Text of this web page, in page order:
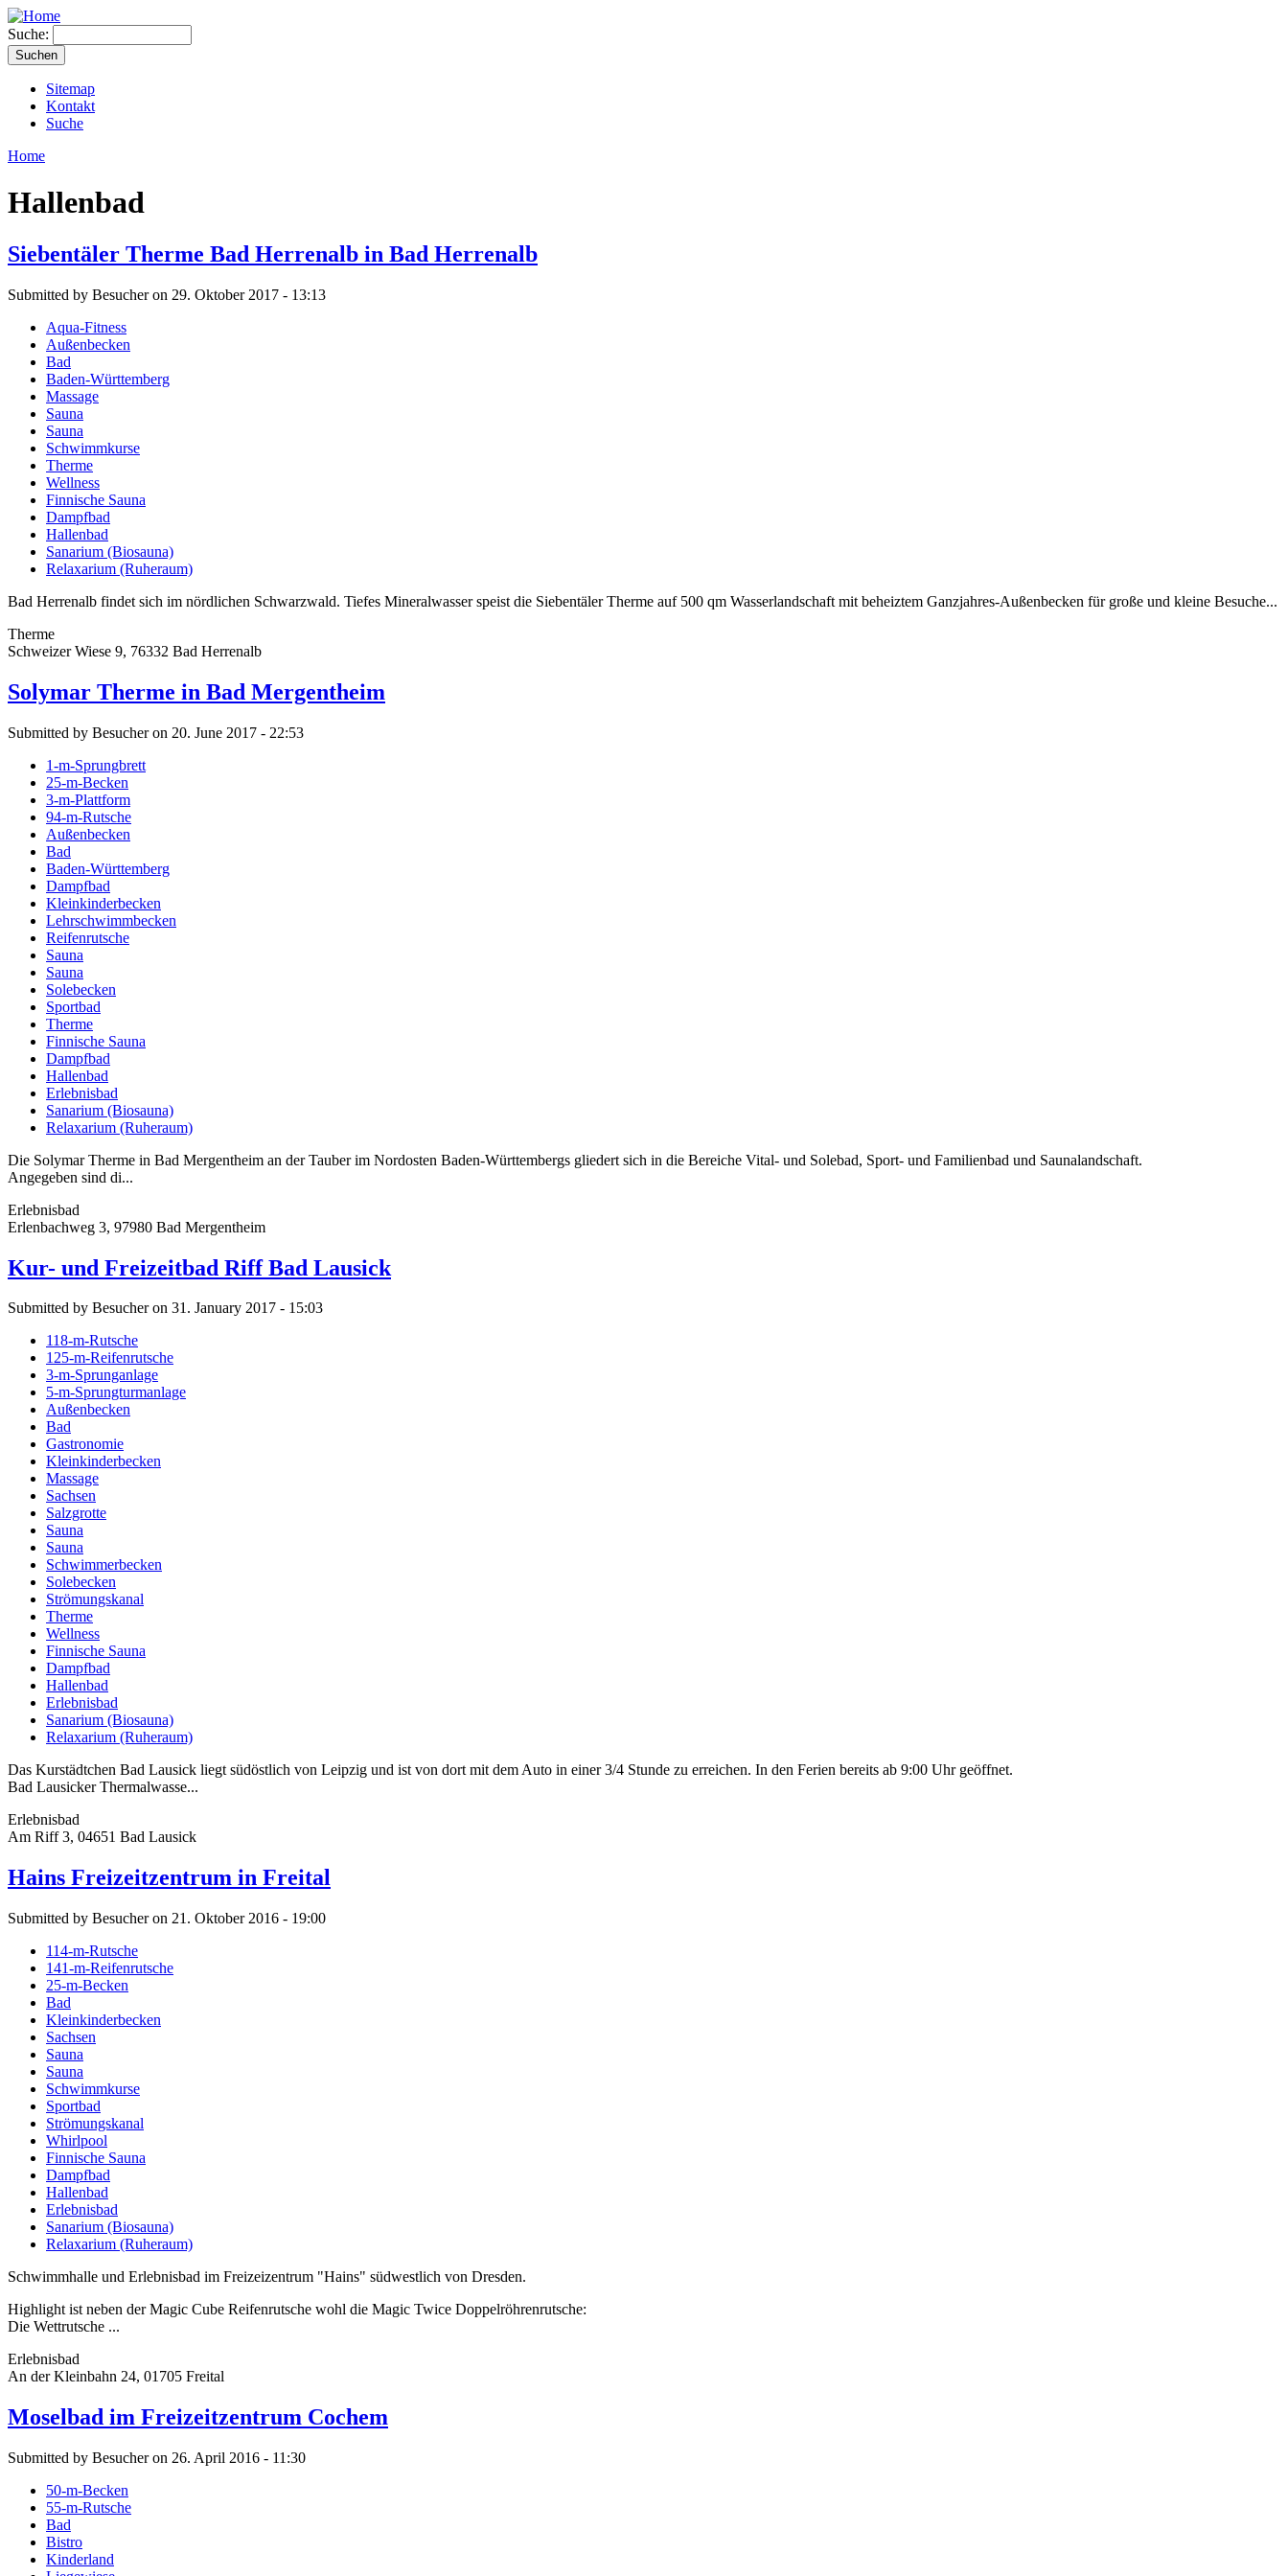
Suche:
Sitemap
Kontakt
Suche
Home
Hallenbad
Siebentäler Therme Bad Herrenalb in Bad Herrenalb
Submitted by Besucher on 29. Oktober 2017 - 13:13
Aqua-Fitness
Außenbecken
Bad
Baden-Württemberg
Massage
Sauna
Sauna
Schwimmkurse
Therme
Wellness
Finnische Sauna
Dampfbad
Hallenbad
Sanarium (Biosauna)
Relaxarium (Ruheraum)
Bad Herrenalb findet sich im nördlichen Schwarzwald. Tiefes Mineralwasser speist die Siebentäler Therme auf 500 qm Wasserlandschaft mit beheiztem Ganzjahres-Außenbecken für große und kleine Besuche...
Therme
Schweizer Wiese 9, 76332 Bad Herrenalb
Solymar Therme in Bad Mergentheim
Submitted by Besucher on 20. June 2017 - 22:53
1-m-Sprungbrett
25-m-Becken
3-m-Plattform
94-m-Rutsche
Außenbecken
Bad
Baden-Württemberg
Dampfbad
Kleinkinderbecken
Lehrschwimmbecken
Reifenrutsche
Sauna
Sauna
Solebecken
Sportbad
Therme
Finnische Sauna
Dampfbad
Hallenbad
Erlebnisbad
Sanarium (Biosauna)
Relaxarium (Ruheraum)
Die Solymar Therme in Bad Mergentheim an der Tauber im Nordosten Baden-Württembergs gliedert sich in die Bereiche Vital- und Solebad, Sport- und Familienbad und Saunalandschaft.
Angegeben sind di...
Erlebnisbad
Erlenbachweg 3, 97980 Bad Mergentheim
Kur- und Freizeitbad Riff Bad Lausick
Submitted by Besucher on 31. January 2017 - 15:03
118-m-Rutsche
125-m-Reifenrutsche
3-m-Sprunganlage
5-m-Sprungturmanlage
Außenbecken
Bad
Gastronomie
Kleinkinderbecken
Massage
Sachsen
Salzgrotte
Sauna
Sauna
Schwimmerbecken
Solebecken
Strömungskanal
Therme
Wellness
Finnische Sauna
Dampfbad
Hallenbad
Erlebnisbad
Sanarium (Biosauna)
Relaxarium (Ruheraum)
Das Kurstädtchen Bad Lausick liegt südöstlich von Leipzig und ist von dort mit dem Auto in einer 3/4 Stunde zu erreichen. In den Ferien bereits ab 9:00 Uhr geöffnet.
Bad Lausicker Thermalwasse...
Erlebnisbad
Am Riff 3, 04651 Bad Lausick
Hains Freizeitzentrum in Freital
Submitted by Besucher on 21. Oktober 2016 - 19:00
114-m-Rutsche
141-m-Reifenrutsche
25-m-Becken
Bad
Kleinkinderbecken
Sachsen
Sauna
Sauna
Schwimmkurse
Sportbad
Strömungskanal
Whirlpool
Finnische Sauna
Dampfbad
Hallenbad
Erlebnisbad
Sanarium (Biosauna)
Relaxarium (Ruheraum)
Schwimmhalle und Erlebnisbad im Freizeizentrum "Hains" südwestlich von Dresden.
Highlight ist neben der Magic Cube Reifenrutsche wohl die Magic Twice Doppelröhrenrutsche:
Die Wettrutsche ...
Erlebnisbad
An der Kleinbahn 24, 01705 Freital
Moselbad im Freizeitzentrum Cochem
Submitted by Besucher on 26. April 2016 - 11:30
50-m-Becken
55-m-Rutsche
Bad
Bistro
Kinderland